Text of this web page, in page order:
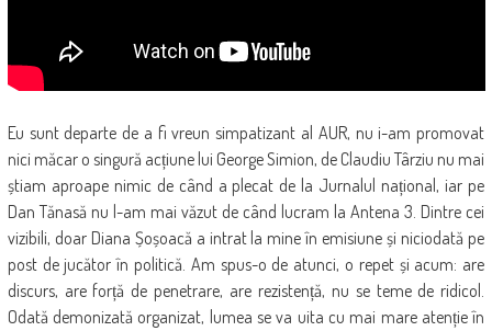
Eu sunt departe de a fi vreun simpatizant al AUR, nu i-am promovat
nici măcar o singură acțiune lui George Simion, de Claudiu Târziu nu mai
știam aproape nimic de când a plecat de la Jurnalul național, iar pe
Dan Tănasă nu l-am mai văzut de când lucram la Antena 3. Dintre cei
vizibili, doar Diana Șoșoacă a intrat la mine în emisiune și niciodată pe
post de jucător în politică. Am spus-o de atunci, o repet și acum: are
discurs, are forță de penetrare, are rezistență, nu se teme de ridicol.
Odată demonizată organizat, lumea se va uita cu mai mare atenție în